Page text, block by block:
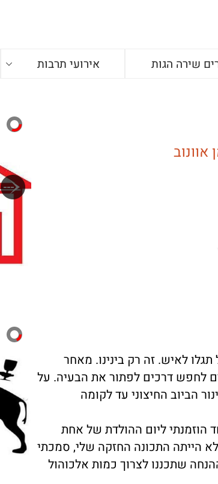
שירה הגות אירועי תרבות
לאיש. זה רק בינינו. מאחר
הנשים רק עד השעה 23:00 היינו צריכים לחפש דרכים לפתור את הבעיה. על
הביוב החיצוני עד לקומה
הוזמנתי ליום ההולדת של אחת
הייתה התכונה החזקה שלי, סמכתי
שתכננו לצרוך כמות אלכוהול